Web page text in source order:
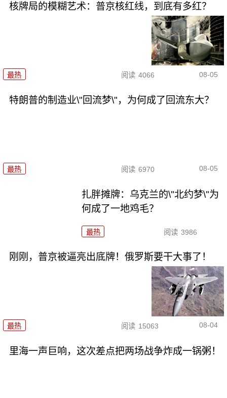
核牌局的模糊艺术：普京核红线，到底有多红？
最热 阅读 4066 08-05
特朗普的制造业\"回流梦\"，为何成了回流东大？
最热 阅读 6970 08-05
扎胖摊牌：乌克兰的\"北约梦\"为
何成了一地鸡毛？
最热 阅读 3986
刚刚，普京被逼亮出底牌！俄罗斯要干大事了！
最热 阅读 15063 08-04
里海一声巨响，这次差点把两场战争炸成一锅粥！